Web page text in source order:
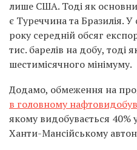
лише США. Тоді як
є Туреччина та Бразилія. У
року середній обсяг
тис. барелів на добу, тоді
шестимісячного мінімуму.
Додамо, обмеження на
в головному
якому видобувається 40%
Ханти-Мансійському